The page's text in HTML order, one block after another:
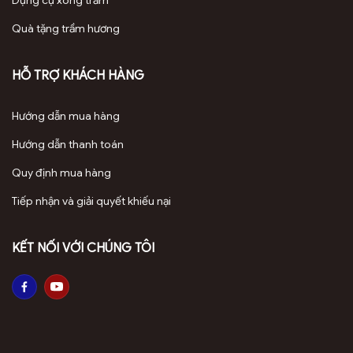
Lý do chọn sản phẩm từ Văn Hóa Trầm Hương
Chất lượng đảm bảo: Sản phẩm được làm từ phôi
trầm Banh tự nhiên, không ép dầu, không tẩm hóa
chất, kèm giấy kiểm định và video test chất lượng.
Cam kết hoàn tiền 200% nếu phát hiện hàng giả.
hàng đánh giá cao nhờ sản phẩm chất lượng, dịch vụ
tận tâm và chính sách bảo hành trọn đời về nguồn
Giá trị thẩm mỹ và phong thủy: Vòng Banh quầng 14
ly kết hợp vẻ đẹp mộc mạc với mùi thơm sống mạnh,
đáp ứng nhu cầu của người yêu trầm cao cấp.
Quà tặng trầm hương
HỖ TRỢ KHÁCH HÀNG
Hướng dẫn mua hàng
Hướng dẫn thanh toán
Quy định mua hàng
Tiếp nhận và giải quyết khiếu nại
KẾT NỐI VỚI CHÚNG TÔI